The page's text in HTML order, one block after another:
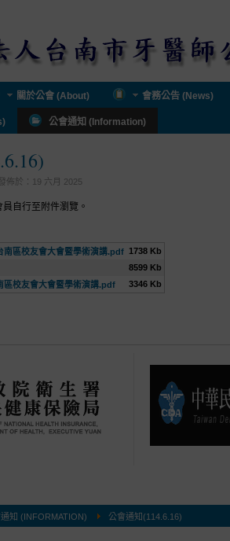
關於公會 (About) 會務公告 (News)
公會通知 (Information)
佈於： 19 六月 2025
自行至附件瀏覽。
南區校友會大會暨學術演講.pdf 1738 Kb
8599 Kb
區校友會大會暨學術演講.pdf
3346 Kb
知 (INFORMATION) 公會通知(114.6.16)